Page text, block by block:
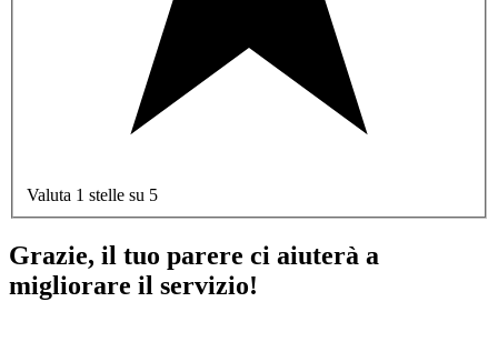
Valuta 1 stelle su 5
Grazie, il tuo parere ci aiuterà a
migliorare il servizio!